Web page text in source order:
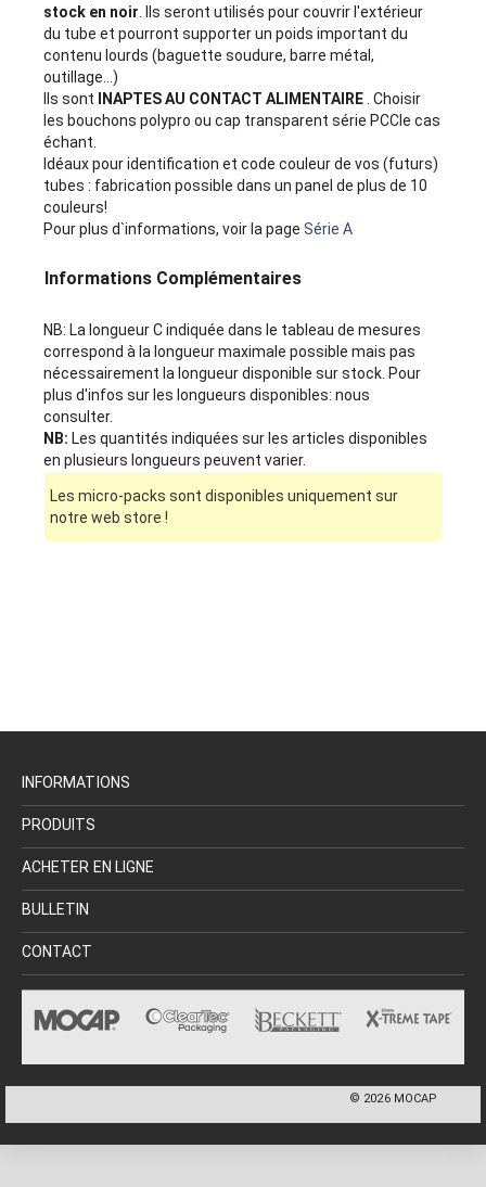
stock en noir . Ils seront utilisés pour couvrir l'extérieur
du tube et pourront supporter un poids important du
contenu lourds (baguette soudure, barre métal,
outillage...)
Ils sont
INAPTES AU CONTACT ALIMENTAIRE . Choisir
les bouchons polypro ou cap transparent série PCCle cas
échant.
Idéaux pour identification et code couleur de vos (futurs)
tubes : fabrication possible dans un panel de plus de 10
couleurs!
Pour plus d`informations, voir la pageSérie A
Informations Complémentaires
NB: La longueur C indiquée dans le tableau de mesures
correspond à la longueur maximale possible mais pas
nécessairement la longueur disponible sur stock. Pour
plus d'infos sur les longueurs disponibles: nous
consulter.
NB: Les quantités indiquées sur les articles disponibles
en plusieurs longueurs peuvent varier.
Les micro-packs sont disponibles uniquement sur
notre web store !
INFORMATIONS
PRODUITS
ACHETER EN LIGNE
BULLETIN
CONTACT
© 2026 MOCAP